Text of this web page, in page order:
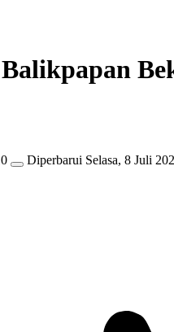
Diperbarui Selasa, 8 Juli